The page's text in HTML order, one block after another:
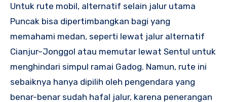
Untuk rute mobil, alternatif selain jalur utama
Puncak bisa dipertimbangkan bagi yang
memahami medan, seperti lewat jalur alternatif
Cianjur–Jonggol atau memutar lewat Sentul untuk
menghindari simpul ramai Gadog. Namun, rute ini
sebaiknya hanya dipilih oleh pengendara yang
benar-benar sudah hafal jalur, karena penerangan